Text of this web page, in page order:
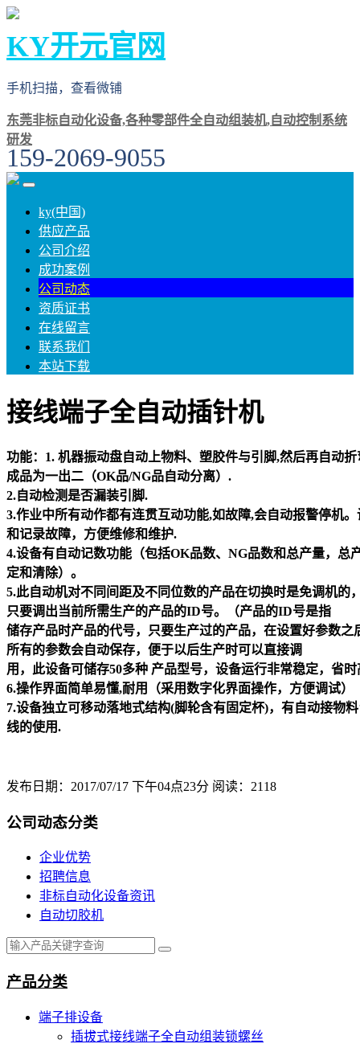
KY开元官网
手机扫描，查看微铺
东莞非标自动化设备,各种零部件全自动组装机,自动控制系统
研发
159-2069-9055
ky(中国)
供应产品
公司介绍
成功案例
公司动态
资质证书
在线留言
联系我们
本站下载
接线端子全自动插针机
功能：1. 机器振动盘自动上物料、塑胶件与引脚,然后再自动
成品为一出二（OK品/NG品自动分离）.
2.自动检测是否漏装引脚.
3.作业中所有动作都有连贯互动功能,如故障,会自动报警停机
和记录故障，方便维修和维护.
4.设备有自动记数功能（包括OK品数、NG品数和总产量，总
定和清除）。
5.此自动机对不同间距及不同位数的产品在切换时是免调机的
只要调出当前所需生产的产品的ID号。（产品的ID号是指
储存产品时产品的代号，只要生产过的产品，在设置好参数之
所有的参数会自动保存，便于以后生产时可以直接调
用，此设备可储存50多种 产品型号，设备运行非常稳定，省时
6.操作界面简单易懂,耐用（采用数字化界面操作，方便调试）
7.设备独立可移动落地式结构(脚轮含有固定杯)，有自动接物
线的使用.
发布日期：2017/07/17 下午04点23分 阅读：2118
公司动态分类
企业优势
招聘信息
非标自动化设备资讯
自动切胶机
产品分类
端子排设备
插拔式接线端子全自动组装锁螺丝